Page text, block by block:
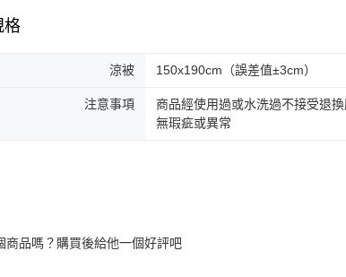
格
涼被 150x190cm（誤差值±3cm）
注意事項
商品經使用過或水洗過不接受退
無瑕疵或異常
商品嗎？購買後給他一個好評吧